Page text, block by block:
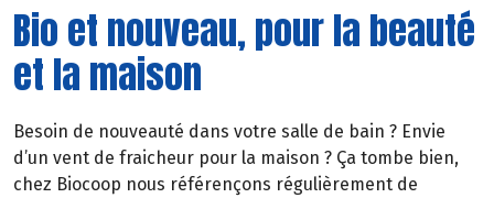
Bio et nouveau, pour la beauté
et la maison
Besoin de nouveauté dans votre salle de bain ? Envie
d’un vent de fraicheur pour la maison ? Ça tombe bien,
chez Biocoop nous référençons régulièrement de